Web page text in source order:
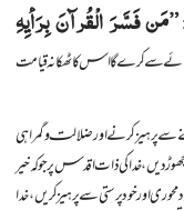
”مَن فَسَّرَ الْقُرآنَ بِرَأیِهِ
رائے سے کرے گا اس کا ٹھکانہ قیامت
سے پرہیز کرنے اور ضلالت و گمراہی
دیں، خدا کی ذات اقدس پر جو کہ خیر
اور خود پرستی سے پرہیز کریں، خدا